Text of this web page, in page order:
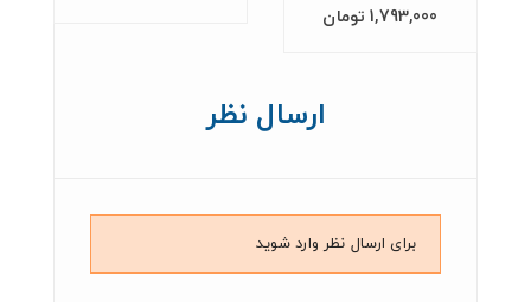
1,793,000 تومان
ارسال نظر
برای ارسال نظر وارد شوید